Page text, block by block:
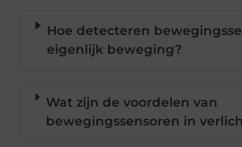
Hoe detecteren
eigenlijk beweging?
Wat zijn de voordelen van
bewegingssensoren in